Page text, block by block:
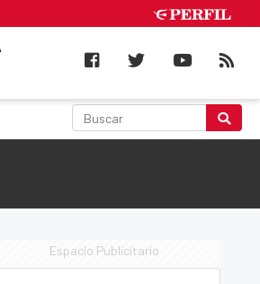
Espacio Publicitario